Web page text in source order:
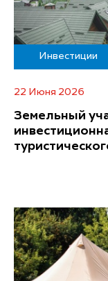
Инвестиции
22 Июня 2026
Земельный